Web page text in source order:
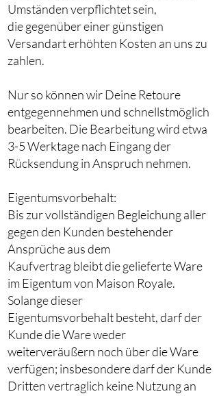
Umständen verpflichtet sein,
die gegenüber einer günstigen
Versandart erhöhten Kosten an uns zu
zahlen.
Nur so können wir Deine Retoure
entgegennehmen und schnellstmöglich
bearbeiten. Die Bearbeitung wird etwa
3-5 Werktage nach Eingang der
Rücksendung in Anspruch nehmen.
Eigentumsvorbehalt:
Bis zur vollständigen Begleichung aller
gegen den Kunden bestehender
Ansprüche aus dem
Kaufvertrag bleibt die gelieferte Ware
im Eigentum von Maison Royale.
Solange dieser
Eigentumsvorbehalt besteht, darf der
Kunde die Ware weder
weiterveräußern noch über die Ware
verfügen; insbesondere darf der Kunde
Dritten vertraglich keine Nutzung an